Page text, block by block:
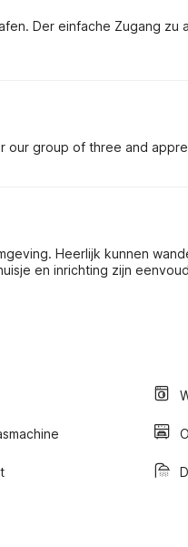
Der einfache Zugang zu
our group of three and
Heerlijk kunnen
en inrichting zijn